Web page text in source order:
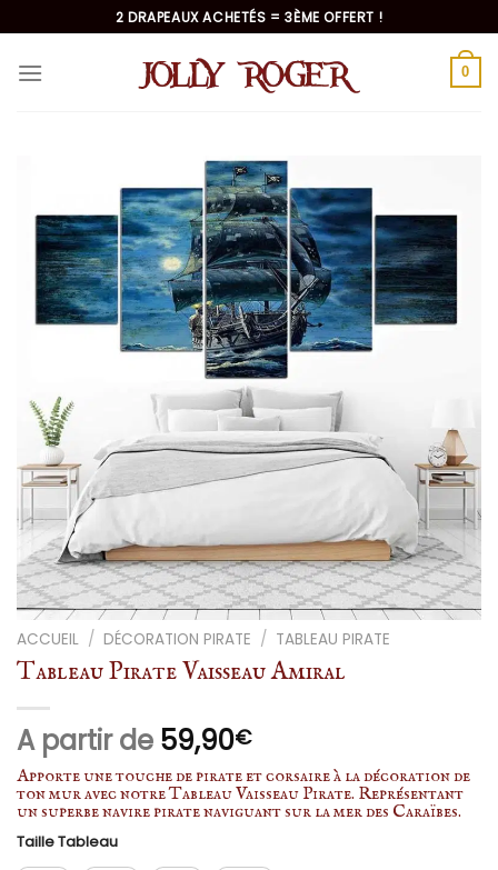
au
contenu
2 DRAPEAUX ACHETÉS = 3ÈME OFFERT !
0
ACCUEIL / DÉCORATION PIRATE / TABLEAU PIRATE
Tableau Pirate Vaisseau Amiral
A partir de 59,90€
Apporte une touche de pirate et corsaire à la décoration de
ton mur avec notre Tableau Vaisseau Pirate. Représentant
un superbe navire pirate naviguant sur la mer des Caraïbes.
Taille Tableau